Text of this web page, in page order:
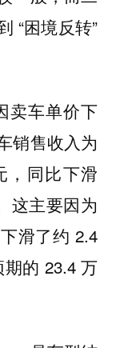
“困境反转”
卖车单价下
销售收入为
，同比下滑
这主要因为
滑了约 2.4
的 23.4 万